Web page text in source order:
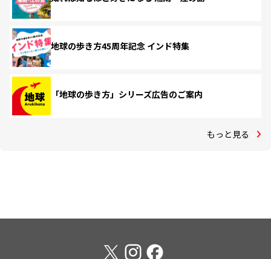
地球の歩き方45周年記念 インド特集
「地球の歩き方」シリーズ広告のご案内
もっと見る